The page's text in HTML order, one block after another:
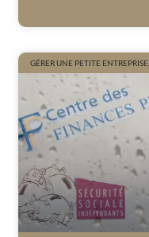
GÉRER UNE PETITE ENTREPRISE